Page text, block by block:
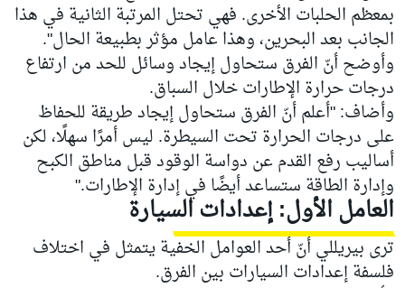
بمعظم الحلبات الأخرى. فهي تحتل المرتبة الثانية في هذا
الجانب بعد البحرين، وهذا عامل مؤثر بطبيعة الحال".
وأوضح أنّ الفرق ستحاول إيجاد وسائل للحد من ارتفاع
درجات حرارة الإطارات خلال السباق.
وأضاف: "أعلم أنّ الفرق ستحاول إيجاد طريقة للحفاظ
على درجات الحرارة تحت السيطرة. ليس أمرًا سهلًا، لكن
أساليب رفع القدم عن دواسة الوقود قبل مناطق الكبح
وإدارة الطاقة ستساعد أيضًا في إدارة الإطارات."
العامل الأول: إعدادات السيارة
ترى بيريللي أنّ أحد العوامل الخفية يتمثل في اختلاف
فلسفة إعدادات السيارات بين الفرق.